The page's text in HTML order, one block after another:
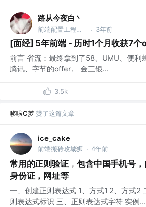
路从今夜白丶
前端配置工程师 @字节跳动 · 3年前
[面经] 5年前端 - 历时1个月收获7个
前言 省流：最终拿到了58、UMU、便利
腾讯、字节的offer。 金三银...
3.5k
哆啦C梦 赞了这篇文章
ice_cake
前端搬砖攻城狮 · 4年前
常用的正则验证，包含中国手机号，
身份证，网址等
一、创建正则表达式 1、方式1 2、方式2
则表达式标识 三、正则表达式字符 实例...